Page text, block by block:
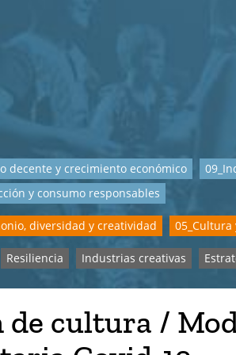
decente y crecimiento económico
y consumo responsables
diversidad y creatividad 05_Cultura
Resiliencia Industrias creativas
de cultura /